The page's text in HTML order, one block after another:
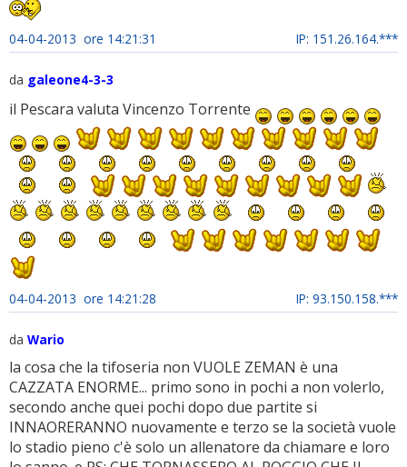
04-04-2013 ore 14:21:31 IP: 151.26.164.***
da galeone4-3-3
il Pescara valuta Vincenzo Torrente
04-04-2013 ore 14:21:28 IP: 93.150.158.***
da Wario
la cosa che la tifoseria non VUOLE ZEMAN è una
CAZZATA ENORME... primo sono in pochi a non volerlo,
secondo anche quei pochi dopo due partite si
INNAORERANNO nuovamente e terzo se la società vuole
lo stadio pieno c'è solo un allenatore da chiamare e loro